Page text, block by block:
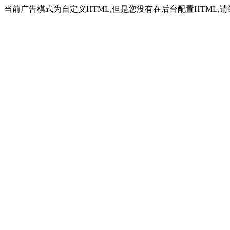
当前广告模式为自定义HTML,但是您没有在后台配置HTML,